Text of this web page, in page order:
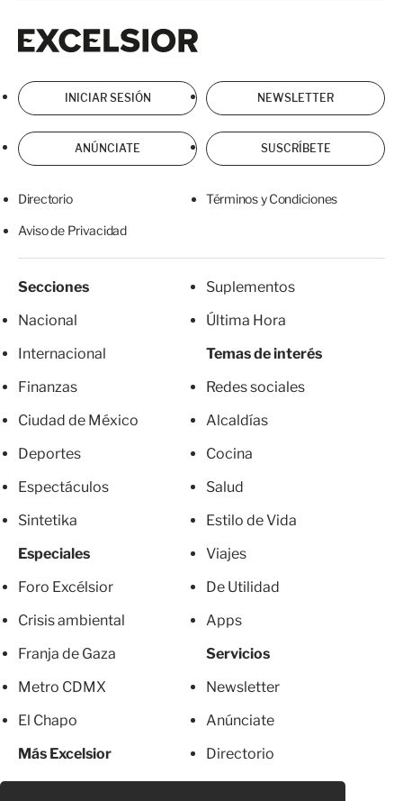
INICIAR SESIÓN NEWSLETTER
ANÚNCIATE SUSCRÍBETE
Directorio Términos y Condiciones
Aviso de Privacidad
Secciones
Nacional
Internacional
Finanzas
Ciudad de México
Deportes
Espectáculos
Sintetika
Especiales
Foro Excélsior
Crisis ambiental
Franja de Gaza
Metro CDMX
El Chapo
Más Excelsior
Suplementos
Última Hora
Temas de interés
Redes sociales
Alcaldías
Cocina
Salud
Estilo de Vida
Viajes
De Utilidad
Apps
Servicios
Newsletter
Anúnciate
Directorio